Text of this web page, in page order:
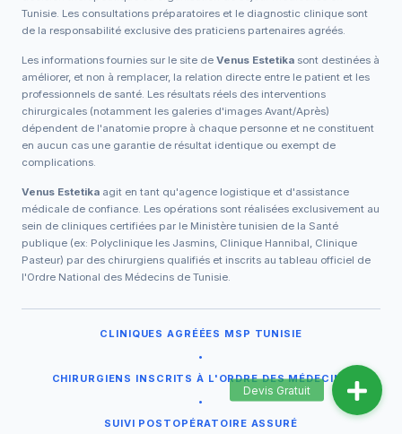
Tunisie. Les consultations préparatoires et le diagnostic clinique sont
de la responsabilité exclusive des praticiens partenaires agréés.
Les informations fournies sur le site de Venus Estetika sont destinées à
améliorer, et non à remplacer, la relation directe entre le patient et les
professionnels de santé. Les résultats réels des interventions
chirurgicales (notamment les galeries d'images Avant/Après)
dépendent de l'anatomie propre à chaque personne et ne constituent
en aucun cas une garantie de résultat identique ou exempt de
complications.
Venus Estetika agit en tant qu'agence logistique et d'assistance
médicale de confiance. Les opérations sont réalisées exclusivement au
sein de cliniques certifiées par le Ministère tunisien de la Santé
publique (ex: Polyclinique les Jasmins, Clinique Hannibal, Clinique
Pasteur) par des chirurgiens qualifiés et inscrits au tableau officiel de
l'Ordre National des Médecins de Tunisie.
CLINIQUES AGRÉÉES MSP TUNISIE
•
CHIRURGIENS INSCRITS À L'ORDRE DES MÉDECINS
•
SUIVI POSTOPÉRATOIRE ASSURÉ